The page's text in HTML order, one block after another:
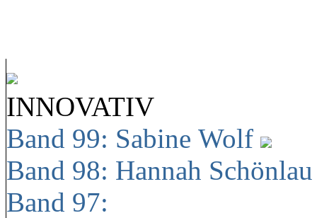
INNOVATIV
Band 99: Sabine Wolf
Band 98: Hannah
Band 97: